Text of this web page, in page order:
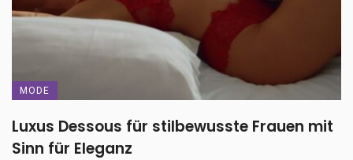
MODE
Luxus Dessous für stilbewusste Frauen mit
Sinn für Eleganz